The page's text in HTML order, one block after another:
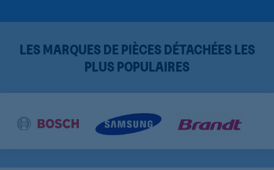
LES MARQUES DE PIÈCES DÉTACHÉES LES
PLUS POPULAIRES